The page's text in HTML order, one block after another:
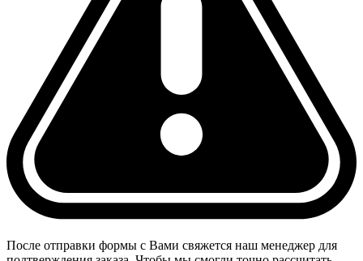
После отправки формы с Вами свяжется наш менеджер для